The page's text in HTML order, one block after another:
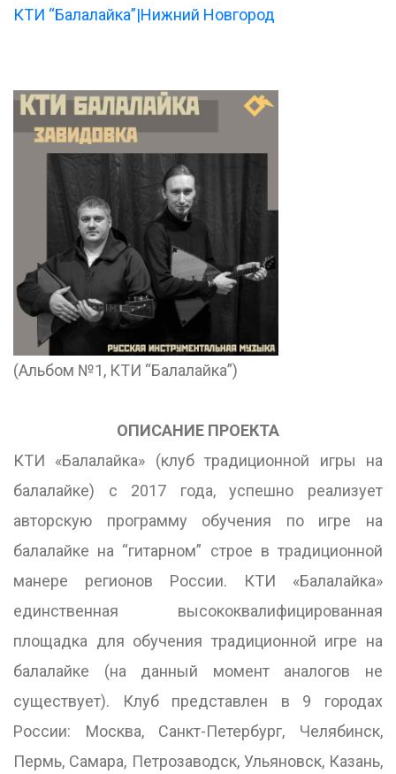
КТИ “Балалайка”|Нижний Новгород
(Альбом №1, КТИ “Балалайка”)
ОПИСАНИЕ ПРОЕКТА
КТИ «Балалайка» (клуб традиционной игры на
балалайке) с 2017 года, успешно реализует
авторскую программу обучения по игре на
балалайке на “гитарном” строе в традиционной
манере регионов России. КТИ «Балалайка»
единственная высококвалифицированная
площадка для обучения традиционной игре на
балалайке (на данный момент аналогов не
существует). Клуб представлен в 9 городах
России: Москва, Санкт-Петербург, Челябинск,
Пермь, Самара, Петрозаводск, Ульяновск, Казань,